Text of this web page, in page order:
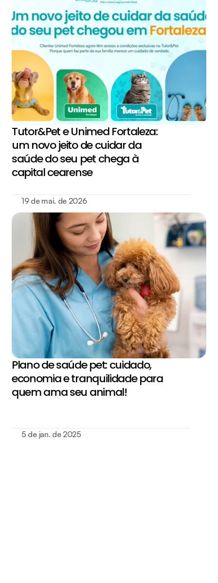
Tutor&Pet e Unimed Fortaleza:
um novo jeito de cuidar da
saúde do seu pet chega à
capital cearense
19 de mai. de 2026
Plano de saúde pet: cuidado,
economia e tranquilidade para
quem ama seu animal!
5 de jan. de 2025